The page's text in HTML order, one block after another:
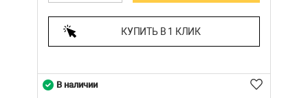
КУПИТЬ В 1 КЛИК
В наличии